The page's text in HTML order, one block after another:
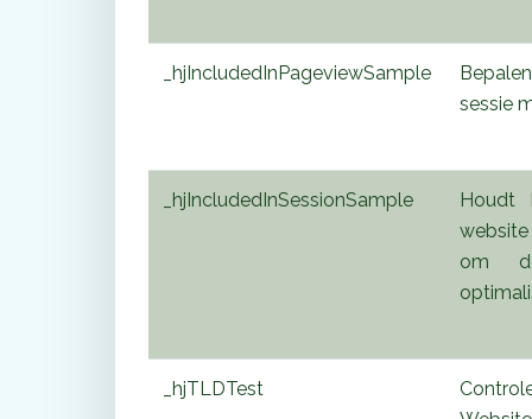
_hjIncludedInPageviewSample
sessie
_hjIncludedInSessionSample
Houdt
om
_hjTLDTest